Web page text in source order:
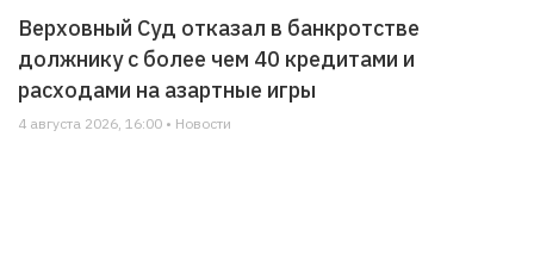
Верховный Суд отказал в банкротстве
должнику с более чем 40 кредитами и
расходами на азартные игры
4 августа 2026, 16:00 • Новости